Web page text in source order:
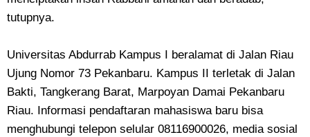
tutupnya.
Universitas Abdurrab Kampus I beralamat di Jalan Riau
Ujung Nomor 73 Pekanbaru. Kampus II terletak di Jalan
Bakti, Tangkerang Barat, Marpoyan Damai Pekanbaru
Riau. Informasi pendaftaran mahasiswa baru bisa
menghubungi telepon selular 08116900026, media sosial